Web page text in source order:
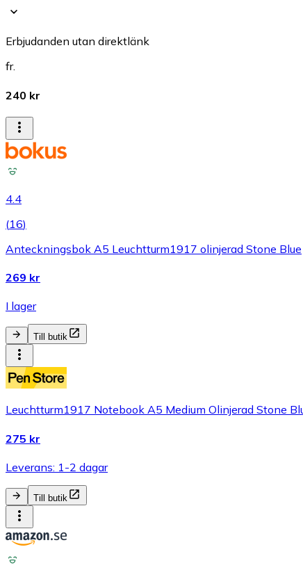
Erbjudanden utan direktlänk
fr.
240 kr
4.4
(16)
Anteckningsbok A5 Leuchtturm1917 olinjerad Stone Blue
269 kr
I lager
Till butik
Leuchtturm1917 Notebook A5 Medium Olinjerad Stone
275 kr
Leverans: 1-2 dagar
Till butik